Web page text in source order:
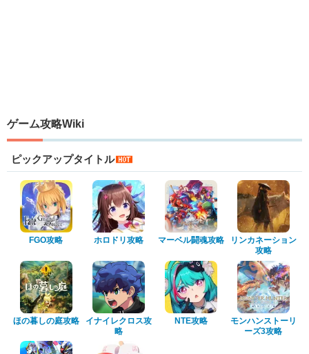
ゲーム攻略Wiki
ピックアップタイトル
FGO攻略 ホロドリ攻略 マーベル闘魂攻略
リンカネーション
攻略
ほの暮しの庭攻略
イナイレクロス攻
略
NTE攻略
モンハンストーリ
ーズ3攻略